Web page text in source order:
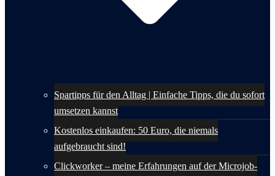
Spartipps für den Alltag | Einfache Tipps, die du sofort
umsetzen kannst
Kostenlos einkaufen: 50 Euro, die niemals
aufgebraucht sind!
Clickworker – meine Erfahrungen auf der Microjob-